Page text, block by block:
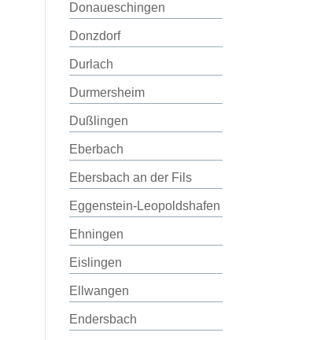
Donaueschingen
Donzdorf
Durlach
Durmersheim
Dußlingen
Eberbach
Ebersbach an der Fils
Eggenstein-Leopoldshafen
Ehningen
Eislingen
Ellwangen
Endersbach